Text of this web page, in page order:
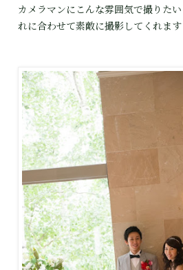
カメラマンにこんな雰囲気で撮りた
れに合わせて素敵に撮影してくれま